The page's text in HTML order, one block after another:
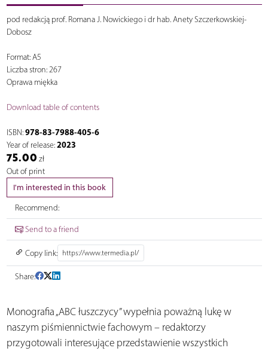
pod redakcją prof. Romana J. Nowickiego i dr hab. Anety Szczerkowskiej-
Dobosz
Format: A5
Liczba stron: 267
Oprawa miękka
Download table of contents
ISBN:978-83-7988-405-6
Year of release:2023
75.00 zł
Out of print
I'm interested in this book
Recommend:
Send to a friend
Copy link:
Share:
Monografia „ABC łuszczycy” wypełnia poważną lukę w
naszym piśmiennictwie fachowym – redaktorzy
przygotowali interesujące przedstawienie wszystkich